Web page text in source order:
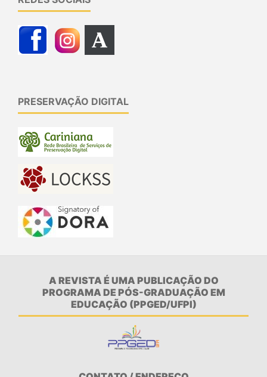
PRESERVAÇÃO DIGITAL
A REVISTA É UMA PUBLICAÇÃO DO
PROGRAMA DE PÓS-GRADUAÇÃO EM
EDUCAÇÃO (PPGED/UFPI)